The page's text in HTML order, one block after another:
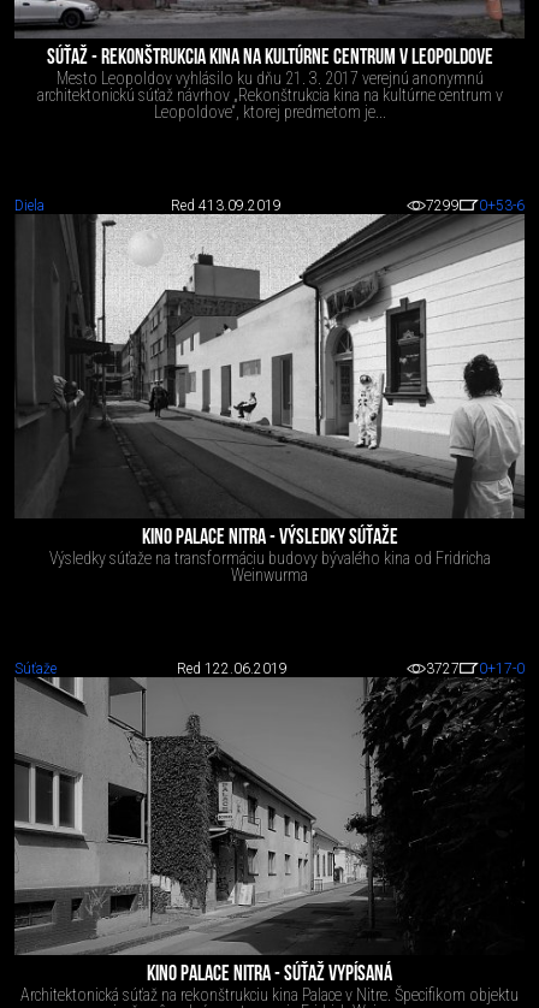
SÚŤAŽ - REKONŠTRUKCIA KINA NA KULTÚRNE CENTRUM V LEOPOLDOVE
Mesto Leopoldov vyhlásilo ku dňu 21. 3. 2017 verejnú anonymnú
architektonickú súťaž návrhov „Rekonštrukcia kina na kultúrne centrum v
Leopoldove“, ktorej predmetom je...
Diela Red 413.09.2019 7299 0+53-6
KINO PALACE NITRA - VÝSLEDKY SÚŤAŽE
Výsledky súťaže na transformáciu budovy bývalého kina od Fridricha
Weinwurma
Súťaže Red 1 22.06.2019 3727 0+17-0
KINO PALACE NITRA - SÚŤAŽ VYPÍSANÁ
Architektonická súťaž na rekonštrukciu kina Palace v Nitre. Špecifikom objektu